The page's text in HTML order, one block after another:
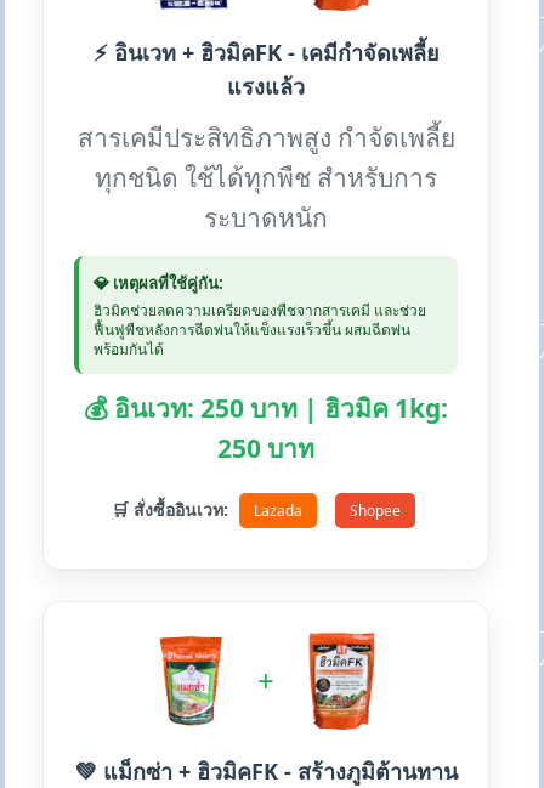
⚡ อินเวท + ฮิวมิคFK - เคมีกำจัดเพลี้ย
แรงแล้ว
สารเคมีประสิทธิภาพสูง กำจัดเพลี้ย
ทุกชนิด ใช้ได้ทุกพืช สำหรับการ
ระบาดหนัก
💎 เหตุผลที่ใช้คู่กัน:
ฮิวมิคช่วยลดความเครียดของพืชจากสารเคมี และช่วย
ฟื้นฟูพืชหลังการฉีดพ่นให้แข็งแรงเร็วขึ้น ผสมฉีดพ่น
พร้อมกันได้
💰 อินเวท: 250 บาท | ฮิวมิค 1kg:
250 บาท
🛒 สั่งซื้ออินเวท: Lazada Shopee
+
💚 แม็กซ่า + ฮิวมิคFK - สร้างภูมิต้านทาน